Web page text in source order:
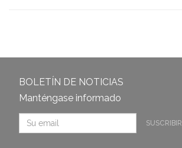
BOLETÍN DE NOTICIAS
Manténgase informado
SUSCRIBIR